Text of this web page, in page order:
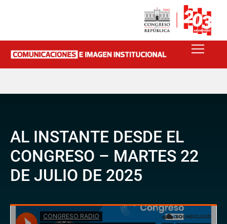
AL INSTANTE DESDE EL
CONGRESO – MARTES 22
DE JULIO DE 2025